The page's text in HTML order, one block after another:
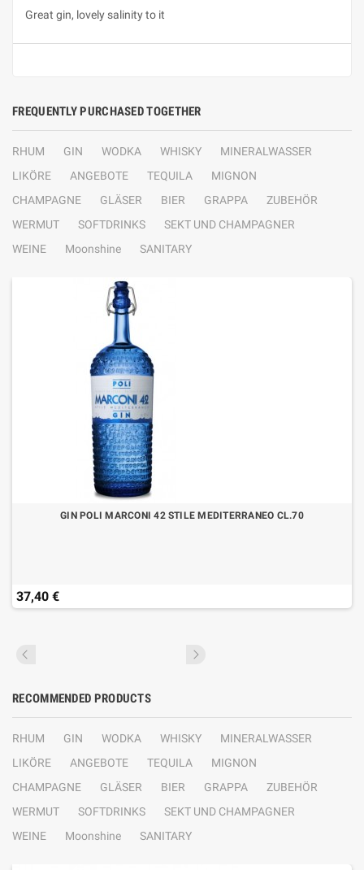
Great gin, lovely salinity to it
FREQUENTLY PURCHASED TOGETHER
RHUM GIN WODKA WHISKY
MINERALWASSER
LIKÖRE
ANGEBOTE TEQUILA
MIGNON
CHAMPAGNE
GLÄSER BIER GRAPPA
ZUBEHÖR
WERMUT
SOFTDRINKS
SEKT UND CHAMPAGNER
WEINE
Moonshine SANITARY
GIN POLI MARCONI 42 STILE MEDITERRANEO CL.70
37,40 €
RECOMMENDED PRODUCTS
RHUM GIN WODKA WHISKY
MINERALWASSER
LIKÖRE
ANGEBOTE TEQUILA
MIGNON
CHAMPAGNE
GLÄSER BIER GRAPPA
ZUBEHÖR
WERMUT
SOFTDRINKS
SEKT UND CHAMPAGNER
WEINE
Moonshine SANITARY